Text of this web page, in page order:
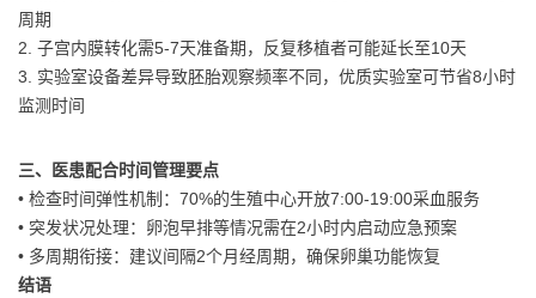
周期
2. 子宫内膜转化需5-7天准备期，反复移植者可能延长至10天
3. 实验室设备差异导致胚胎观察频率不同，优质实验室可节省8小时
监测时间
三、医患配合时间管理要点
• 检查时间弹性机制：70%的生殖中心开放7:00-19:00采血服务
• 突发状况处理：卵泡早排等情况需在2小时内启动应急预案
• 多周期衔接：建议间隔2个月经周期，确保卵巢功能恢复
结语